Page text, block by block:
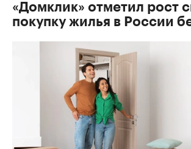
«Домклик» отметил рост
покупку жилья в России